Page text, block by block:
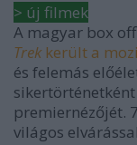
> új filmek
A magyar box
Trek került a
és felemás
premiernézőjét.
világos